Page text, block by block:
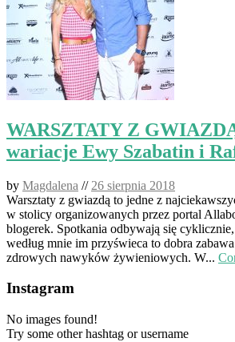
WARSZTATY Z
wariacje Ewy Szabatin i
by Magdalena // 26 sierpnia 2018
Warsztaty z gwiazdą to jedne z
w stolicy organizowanych przez portal
blogerek. Spotkania odbywają się
według mnie im przyświeca to dobra
zdrowych nawyków żywieniowych. W...
Instagram
No images found!
Try some other hashtag or username